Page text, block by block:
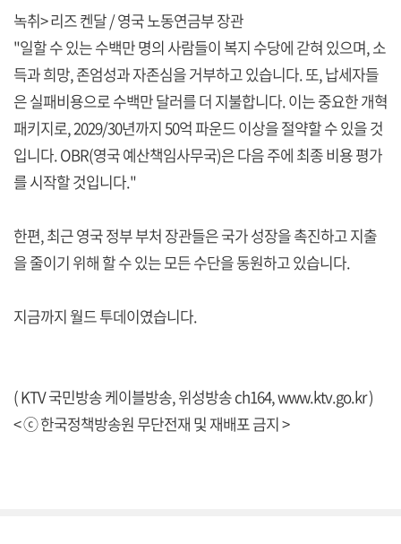
녹취> 리즈 켄달 / 영국 노동연금부 장관
"일할 수 있는 수백만 명의 사람들이 복지 수당에 갇혀 있으며, 소
득과 희망, 존엄성과 자존심을 거부하고 있습니다. 또, 납세자들
은 실패비용으로 수백만 달러를 더 지불합니다. 이는 중요한 개혁
패키지로, 2029/30년까지 50억 파운드 이상을 절약할 수 있을 것
입니다. OBR(영국 예산책임사무국)은 다음 주에 최종 비용 평가
를 시작할 것입니다."
한편, 최근 영국 정부 부처 장관들은 국가 성장을 촉진하고 지출
을 줄이기 위해 할 수 있는 모든 수단을 동원하고 있습니다.
지금까지 월드 투데이였습니다.
( KTV 국민방송 케이블방송, 위성방송 ch164,www.ktv.go.kr)
< ⓒ 한국정책방송원 무단전재 및 재배포 금지 >